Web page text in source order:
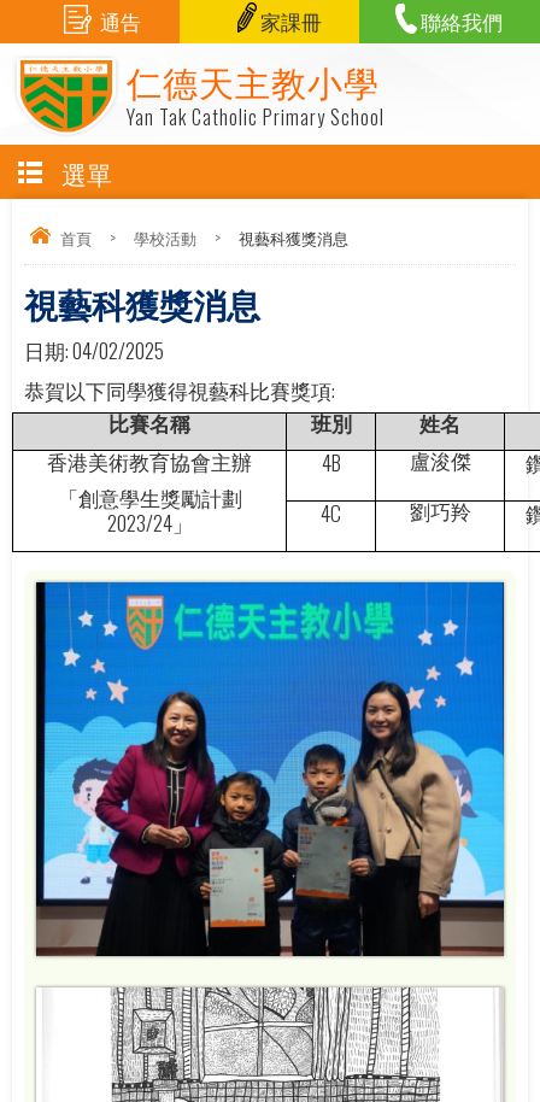
仁德天主教小學
Yan Tak Catholic Primary School
通告 家課冊 聯絡我們
選單
首頁 > 學校活動 > 視藝科獲獎消息
視藝科獲獎消息
日期:04/02/2025
恭賀以下同學獲得視藝科比賽獎項:
比賽名稱 班別
姓名
香港美術教育協會主辦
「創意學生獎勵計劃
2023/24」
4B 盧浚傑
4C 劉巧羚